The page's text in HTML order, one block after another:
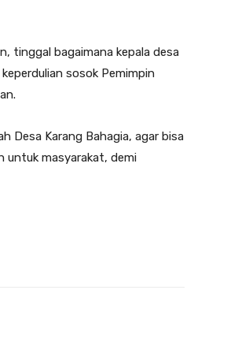
tinggal bagaimana kepala desa
sosok Pemimpin
Desa Karang Bahagia, agar bisa
untuk masyarakat, demi